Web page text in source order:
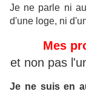
Je ne parle ni
d'une loge, ni
Mes
et non pas
Je ne suis en